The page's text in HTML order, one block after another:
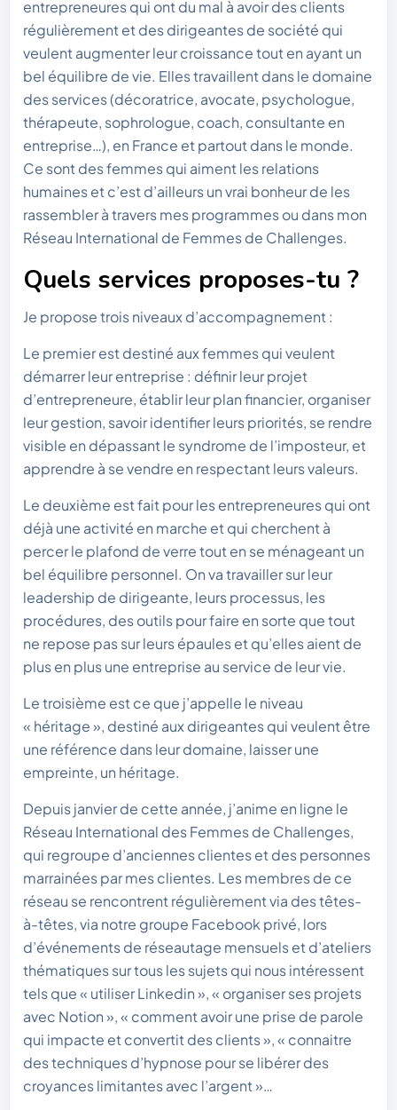
entrepreneures qui ont du mal à avoir des clients
régulièrement et des dirigeantes de société qui
veulent augmenter leur croissance tout en ayant un
bel équilibre de vie. Elles travaillent dans le domaine
des services (décoratrice, avocate, psychologue,
thérapeute, sophrologue, coach, consultante en
entreprise…), en France et partout dans le monde.
Ce sont des femmes qui aiment les relations
humaines et c’est d’ailleurs un vrai bonheur de les
rassembler à travers mes programmes ou dans mon
Réseau International de Femmes de Challenges.
Quels services proposes-tu ?
Je propose trois niveaux d’accompagnement :
Le premier est destiné aux femmes qui veulent
démarrer leur entreprise : définir leur projet
d’entrepreneure, établir leur plan financier, organiser
leur gestion, savoir identifier leurs priorités, se rendre
visible en dépassant le syndrome de l’imposteur, et
apprendre à se vendre en respectant leurs valeurs.
Le deuxième est fait pour les entrepreneures qui ont
déjà une activité en marche et qui cherchent à
percer le plafond de verre tout en se ménageant un
bel équilibre personnel. On va travailler sur leur
leadership de dirigeante, leurs processus, les
procédures, des outils pour faire en sorte que tout
ne repose pas sur leurs épaules et qu’elles aient de
plus en plus une entreprise au service de leur vie.
Le troisième est ce que j’appelle le niveau
« héritage », destiné aux dirigeantes qui veulent être
une référence dans leur domaine, laisser une
empreinte, un héritage.
Depuis janvier de cette année, j’anime en ligne le
Réseau International des Femmes de Challenges,
qui regroupe d’anciennes clientes et des personnes
marrainées par mes clientes. Les membres de ce
réseau se rencontrent régulièrement via des têtes-
à-têtes, via notre groupe Facebook privé, lors
d’événements de réseautage mensuels et d’ateliers
thématiques sur tous les sujets qui nous intéressent
tels que « utiliser Linkedin », « organiser ses projets
avec Notion », « comment avoir une prise de parole
qui impacte et convertit des clients », « connaitre
des techniques d’hypnose pour se libérer des
croyances limitantes avec l’argent »…